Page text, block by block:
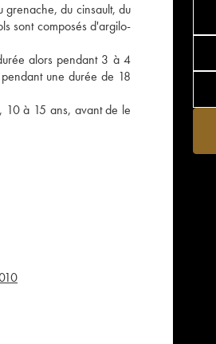
grenache, du cinsault, du
sont composés d'argilo-
alors pendant 3 à 4
une durée de 18
10 à 15 ans, avant de le